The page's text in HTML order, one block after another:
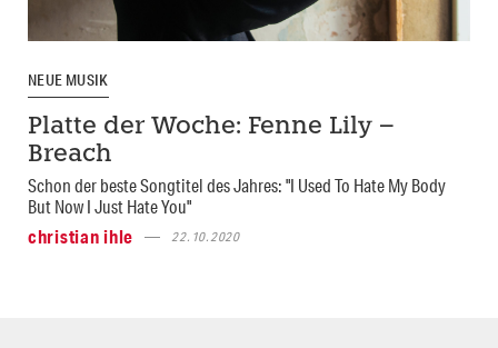
NEUE MUSIK
Platte der Woche: Fenne Lily –
Breach
Schon der beste Songtitel des Jahres: "I Used To Hate My Body
But Now I Just Hate You"
christian ihle
22.10.2020